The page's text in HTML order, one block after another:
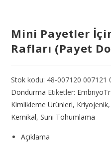
Mini Payetler
Rafları (Payet
Stok kodu: 48-007120 007121
Dondurma Etiketler:
Kimlikleme Ürünleri, Kriyojenik,
Kemikal,Suni Tohumlama
Açıklama